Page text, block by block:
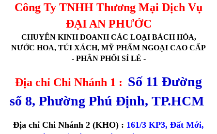
Công Ty TNHH Thương Mại Dịch Vụ
ĐẠI AN PHƯỚC
CHUYÊN KINH DOANH CÁC LOẠI BÁCH HÓA,
NƯỚC HOA, TÚI XÁCH, MỸ PHẨM NGOẠI CAO CẤP
- PHÂN PHỐI SỈ LẺ -
Địa chỉ Chi Nhánh 1 : Số 11 Đường
số 8, Phường Phú Định, TP.HCM
Địa chỉ Chi Nhánh 2 (KHO) : 161/3 KP3, Đất Mới,